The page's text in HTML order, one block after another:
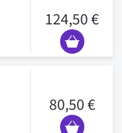
124,50 €
80,50 €